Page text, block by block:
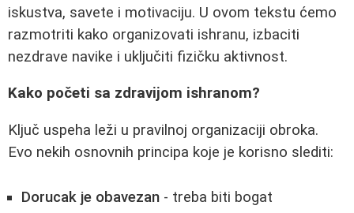
iskustva, savete i motivaciju. U ovom tekstu ćemo
razmotriti kako organizovati ishranu, izbaciti
nezdrave navike i uključiti fizičku aktivnost.
Kako početi sa zdravijom ishranom?
Ključ uspeha leži u pravilnoj organizaciji obroka.
Evo nekih osnovnih principa koje je korisno slediti:
Dorucak je obavezan - treba biti bogat